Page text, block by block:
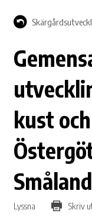
kust
Lyssna Skriv